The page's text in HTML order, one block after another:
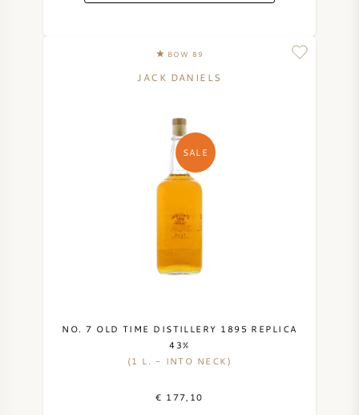
BOW 89
SALE
JACK DANIELS
NO. 7 OLD TIME DISTILLERY 1895 REPLICA
43%
(1 L. - INTO NECK)
€ 177,10